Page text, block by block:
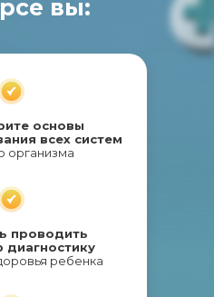
основы
всех систем
организма
проводить
диагностику
ребенка
вы: